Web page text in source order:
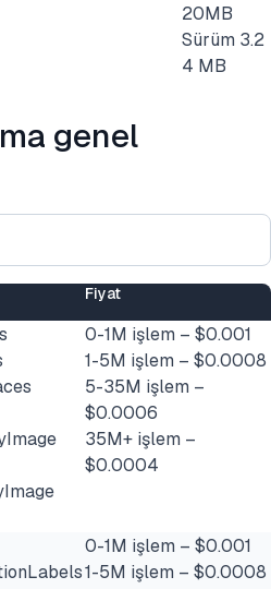
20MB
Sürüm 3.2
4 MB
genel
Fiyat
0-1M işlem – $0.001
1-5M işlem – $0.0008
5-35M işlem –
$0.0006
35M+ işlem –
$0.0004
0-1M işlem – $0.001
1-5M işlem – $0.0008